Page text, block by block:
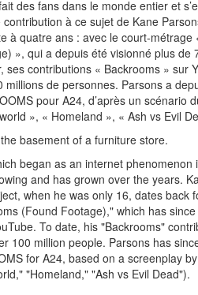
des fans dans le monde entier et
à ce sujet de Kane
à quatre ans : avec le court-métrage
», qui a depuis été visionné plus de
ses contributions « Backrooms » sur
millions de personnes. Parsons a
pour A24, d’après un scénario
», « Homeland », « Ash vs Evil
basement of a furniture store.
began as an internet phenomenon
and has grown over the years.
when he was only 16, dates back
(Found Footage)," which has
To date, his "Backrooms"
100 million people. Parsons has
for A24, based on a screenplay
"Homeland," "Ash vs Evil Dead").